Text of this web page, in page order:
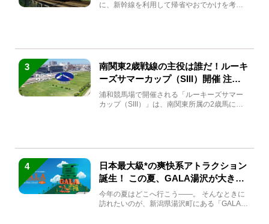
に、新幹線を利用して帰省やおでかけを考え
3
南関東2歳戦線の主役は誰だ！ルーキ
ーズサマーカップ（SIII）開催 注目
馬と見どころをチェック
浦和競馬場で開催される「ルーキーズサマー
カップ（SIII）」は、南関東所属の2歳馬によ
4
日本最大級*の爽快系アトラクション
誕生！ この夏、GALA湯沢が大きく
生まれ変わる
今年の夏はどこへ行こう――。 そんなときに
訪れたいのが、新潟県湯沢町にある「GALA湯